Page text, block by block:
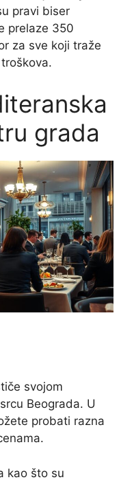
pravi biser
prelaze 350
za sve koji traže
grada
svojom
Beograda. U
probati razna
kao što su